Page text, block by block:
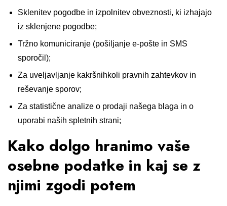
Sklenitev pogodbe in izpolnitev obveznosti, ki izhajajo
iz sklenjene pogodbe;
Tržno komuniciranje (pošiljanje e-pošte in SMS
sporočil);
Za uveljavljanje kakršnihkoli pravnih zahtevkov in
reševanje sporov;
Za statistične analize o prodaji našega blaga in o
uporabi naših spletnih strani;
Kako dolgo hranimo vaše
osebne podatke in kaj se z
njimi zgodi potem